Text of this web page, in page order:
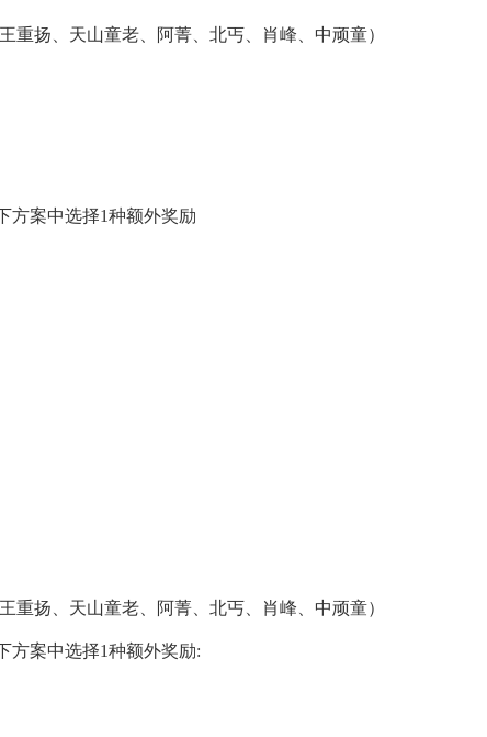
重扬、天山童老、阿菁、北丐、肖峰、中顽童）
方案中选择1种额外奖励
重扬、天山童老、阿菁、北丐、肖峰、中顽童）
方案中选择1种额外奖励: